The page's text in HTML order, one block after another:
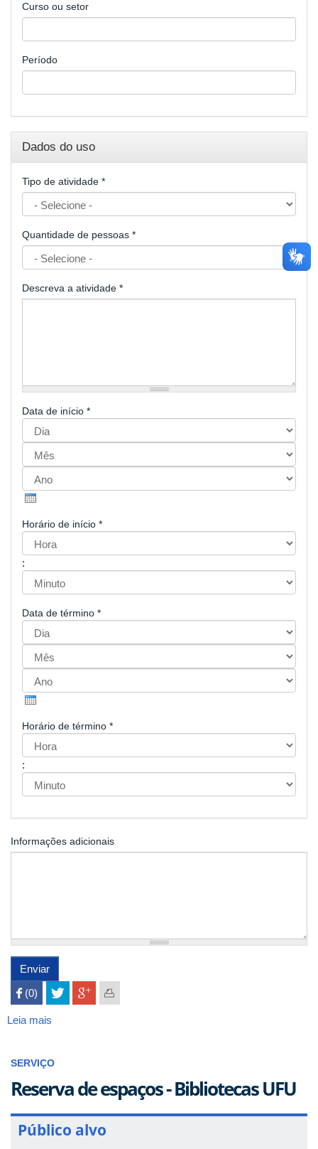
Curso ou setor
Período
Dados do uso
Tipo de atividade *
Quantidade de pessoas *
Descreva a atividade *
Data de início *
Ano
Horário de início *
Hora
:
Data de término *
Ano
Horário de término *
Hora
:
Informações adicionais
Enviar
 (0)
Leia mais
Reserva
Sala
SERVIÇO
Reserva de espaços - Bibliotecas UFU
Público alvo